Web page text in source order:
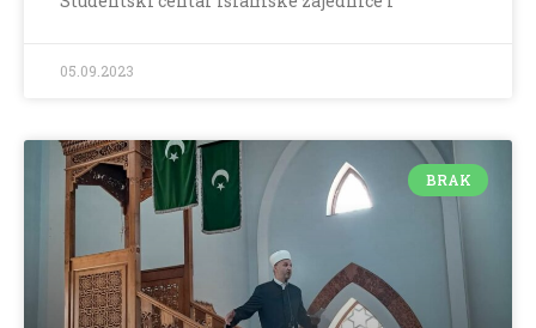
05.09.2023
BRAK